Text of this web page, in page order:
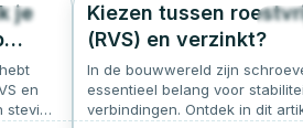
0.0
je
en
Kiezen tussen
(RVS) en verzinkt?
In de bouwwereld zijn
essentieel belang voor
verbindingen. Ontdek in dit